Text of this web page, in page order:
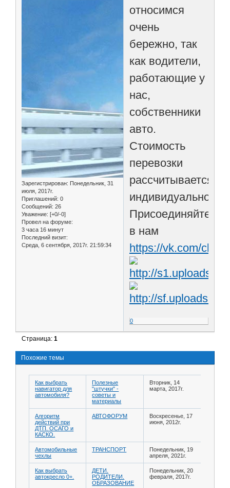
Зарегистрирован: Понедельник, 31
июля, 2017г.
Приглашений: 0
Сообщений: 26
Уважение: [+0/-0]
Провел на форуме:
3 часа 16 минут
Последний визит:
Среда, 6 сентября, 2017г. 21:59:34
относимся
очень
бережно, так
как водители,
работающие у
нас,
собственники
авто.
Стоимость
перевозки
рассчитывается
индивидуально.
Присоединяйтесь
в нам
https://vk.com/
0
Страница:1
Похожие темы
Как выбрать
навигатор для
автомобиля?
Полезные
"штучки" -
советы и
материалы
Вторник, 14
марта, 2017г.
Алгоритм
действий при
ДТП. ОСАГО и
КАСКО.
АВТОФОРУМ
Воскресенье, 17
июня, 2012г.
Автомобильные
чехлы
ТРАНСПОРТ
Понедельник, 19
апреля, 2021г.
Как выбрать
автокресло 0+.
ДЕТИ.
РОДИТЕЛИ.
ОБРАЗОВАНИЕ
Понедельник, 20
февраля, 2017г.